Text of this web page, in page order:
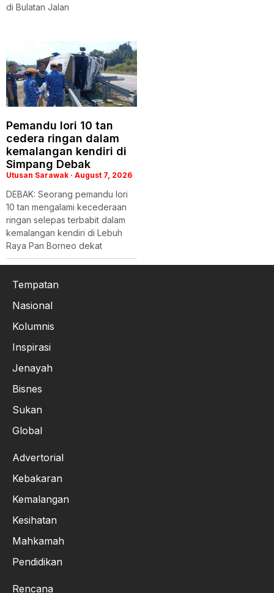
di Bulatan Jalan
Pemandu lori 10 tan
cedera ringan dalam
kemalangan kendiri di
Simpang Debak
Utusan Sarawak August 7, 2026
DEBAK: Seorang pemandu lori
10 tan mengalami kecederaan
ringan selepas terbabit dalam
kemalangan kendiri di Lebuh
Raya Pan Borneo dekat
Tempatan
Nasional
Kolumnis
Inspirasi
Jenayah
Bisnes
Sukan
Global
Advertorial
Kebakaran
Kemalangan
Kesihatan
Mahkamah
Pendidikan
Rencana